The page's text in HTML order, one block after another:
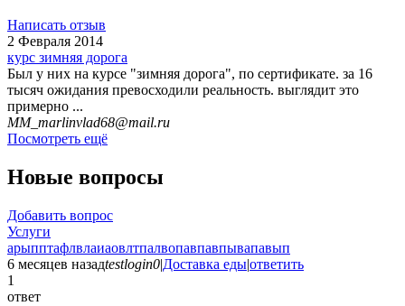
Написать отзыв
2 Февраля 2014
курс зимняя дорога
Был у них на курсе "зимняя дорога", по сертификатe. за 16
тысяч ожидания превосходили реальность. выглядит это
примерно ...
MM_marlinvlad68@mail.ru
Посмотреть ещё
Новые вопросы
Добавить вопрос
Услуги
арыпптафлвлаиаовлтпалвопавпавпывапавып
6 месяцев назадtestlogin0|Доставка еды|ответить
1
ответ